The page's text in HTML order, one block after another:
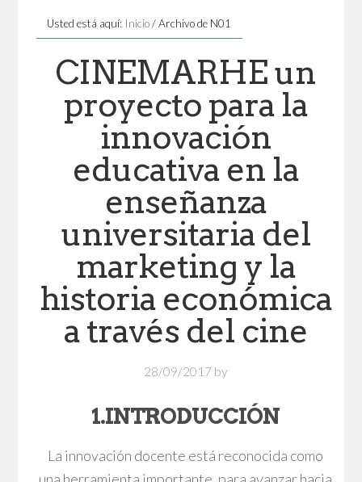
Usted está aquí: Inicio /Archivo de N01
CINEMARHE un
proyecto para la
innovación
educativa en la
enseñanza
universitaria del
marketing y la
historia económica
a través del cine
28/09/2017by
1.INTRODUCCIÓN
La innovación docente está reconocida como